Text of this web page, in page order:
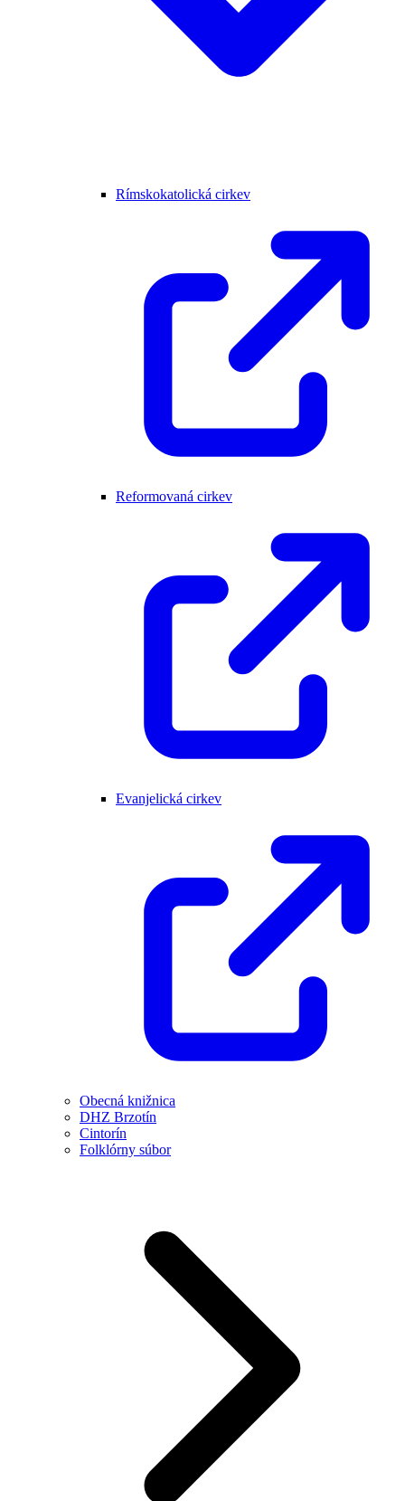
Rímskokatolická cirkev
Reformovaná cirkev
Evanjelická cirkev
Obecná knižnica
DHZ Brzotín
Cintorín
Folklórny súbor